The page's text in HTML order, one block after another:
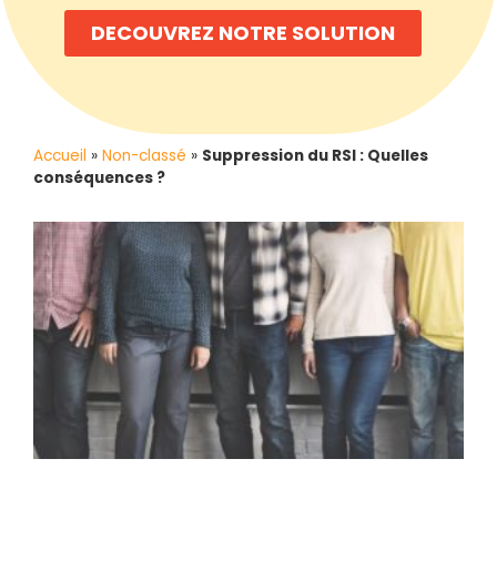
DECOUVREZ NOTRE SOLUTION
Accueil » Non-classé » Suppression du RSI : Quelles
conséquences ?